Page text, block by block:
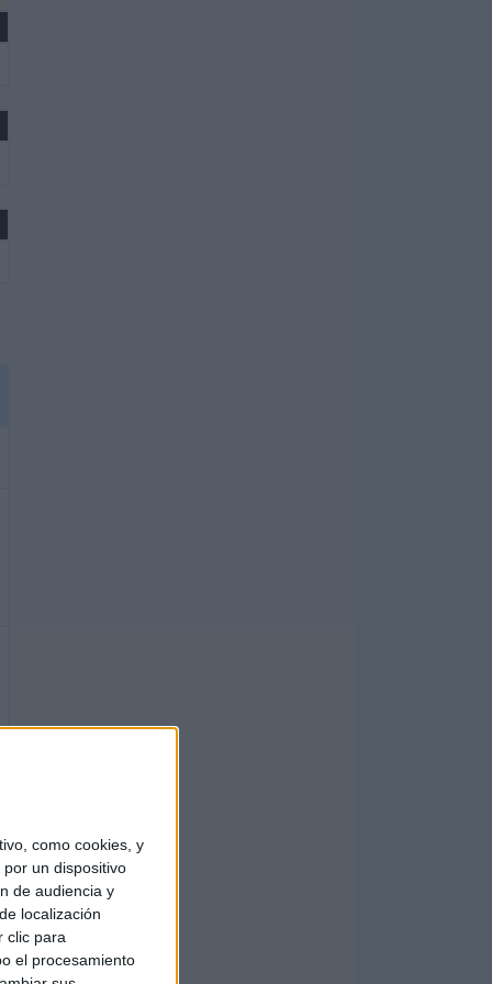
como cookies, y
un dispositivo
de audiencia y
localización
clic para
el procesamiento